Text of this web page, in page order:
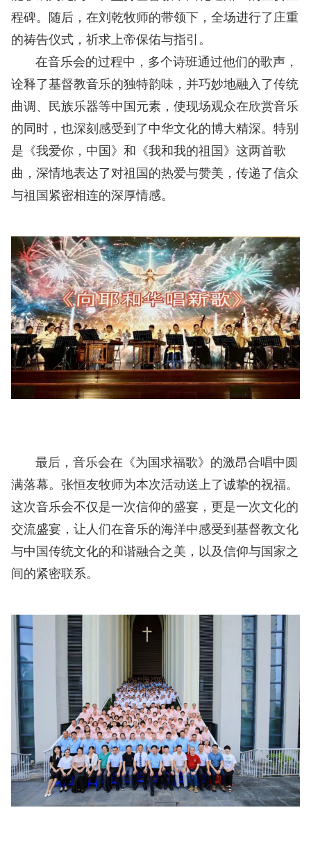
程碑。随后，在刘乾牧师的带领下，全场进行了庄重
的祷告仪式，祈求上帝保佑与指引。
在音乐会的过程中，多个诗班通过他们的歌声，
诠释了基督教音乐的独特韵味，并巧妙地融入了传统
曲调、民族乐器等中国元素，使现场观众在欣赏音乐
的同时，也深刻感受到了中华文化的博大精深。特别
是《我爱你，中国》和《我和我的祖国》这两首歌
曲，深情地表达了对祖国的热爱与赞美，传递了信众
与祖国紧密相连的深厚情感。
最后，音乐会在《为国求福歌》的激昂合唱中圆
满落幕。张恒友牧师为本次活动送上了诚挚的祝福。
这次音乐会不仅是一次信仰的盛宴，更是一次文化的
交流盛宴，让人们在音乐的海洋中感受到基督教文化
与中国传统文化的和谐融合之美，以及信仰与国家之
间的紧密联系。